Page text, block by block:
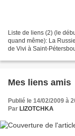
Liste de liens (2) (le
quand même): La
de Vivi à Saint-
Mes liens amis
Publié le 14/02/2009 à
Par LIZOTCHKA